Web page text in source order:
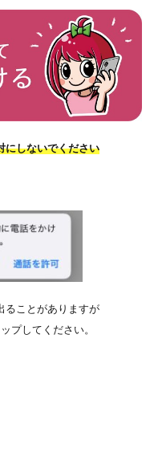
しないでください
ることがありますが
プしてください。